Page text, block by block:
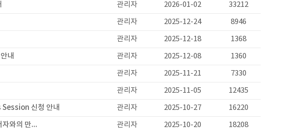
관리자 2026-01-02 33212
관리자 2025-12-24 8946
관리자 2025-12-18 1368
내 관리자 2025-12-08 1360
관리자 2025-11-21 7330
관리자 2025-11-05 12435
신청 안내 관리자 2025-10-27 16220
와의 만... 관리자 2025-10-20 18208